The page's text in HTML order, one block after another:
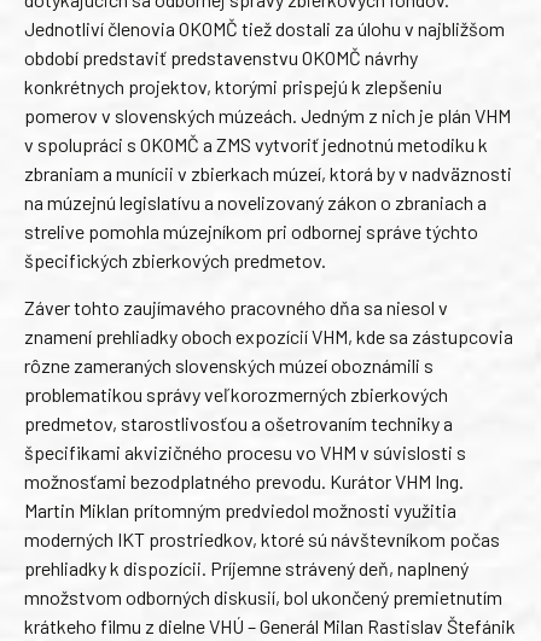
Jednotliví členovia OKOMČ tiež dostali za úlohu v najbližšom
období predstaviť predstavenstvu OKOMČ návrhy
konkrétnych projektov, ktorými prispejú k zlepšeniu
pomerov v slovenských múzeách. Jedným z nich je plán VHM
v spolupráci s OKOMČ a ZMS vytvoriť jednotnú metodiku k
zbraniam a munícii v zbierkach múzeí, ktorá by v nadväznosti
na múzejnú legislatívu a novelizovaný zákon o zbraniach a
strelive pomohla múzejníkom pri odbornej správe týchto
špecifických zbierkových predmetov.
Záver tohto zaujímavého pracovného dňa sa niesol v
znamení prehliadky oboch expozícií VHM, kde sa zástupcovia
rôzne zameraných slovenských múzeí oboznámili s
problematikou správy veľkorozmerných zbierkových
predmetov, starostlivosťou a ošetrovaním techniky a
špecifikami akvizičného procesu vo VHM v súvislosti s
možnosťami bezodplatného prevodu. Kurátor VHM Ing.
Martin Miklan prítomným predviedol možnosti využitia
moderných IKT prostriedkov, ktoré sú návštevníkom počas
prehliadky k dispozícii. Príjemne strávený deň, naplnený
množstvom odborných diskusií, bol ukončený premietnutím
krátkeho filmu z dielne VHÚ – Generál Milan Rastislav Štefánik